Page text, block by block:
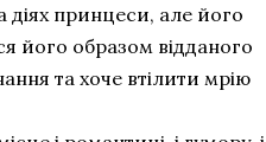
діях принцеси, але його
його образом відданого
та хоче втілити мрію